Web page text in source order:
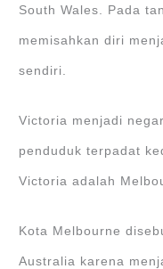
South Wales. Pada
memisahkan diri
sendiri.
Victoria menjadi
penduduk terpadat
Victoria adalah
Kota Melbourne
Australia karena